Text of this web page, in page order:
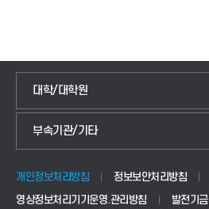
대학/대학원
IoT전자공학과
전기공학과
정보통신공학과
부속기관/기타
국제교류센터
교양교육센터
개인정보처리방침 정보보안처리방침
영상정보처리기기운영.관리방침
발전기금